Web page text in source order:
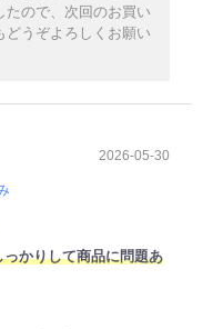
たので、次回のお買い
どうぞよろしくお願い
2026-05-30
っかりして商品に問題あ